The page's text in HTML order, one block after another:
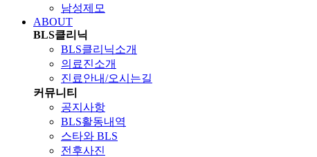
남성제모
ABOUT
BLS클리닉
BLS클리닉소개
의료진소개
진료안내/오시는길
커뮤니티
공지사항
BLS활동내역
스타와 BLS
전후사진